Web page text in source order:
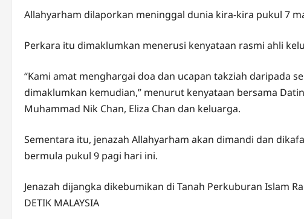
Allahyarham dilaporkan meninggal dunia kira-kira pukul 7
Perkara itu dimaklumkan menerusi kenyataan rasmi ahli
“Kami amat menghargai doa dan ucapan takziah daripada
dimaklumkan kemudian,” menurut kenyataan bersama
Muhammad Nik Chan, Eliza Chan dan keluarga.
Sementara itu, jenazah Allahyarham akan dimandi dan
bermula pukul 9 pagi hari ini.
Jenazah dijangka dikebumikan di Tanah Perkuburan Islam
DETIK MALAYSIA